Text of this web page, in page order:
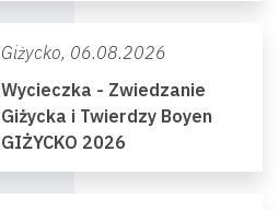
Giżycko, 06.08.2026
Wycieczka - Zwiedzanie
Giżycka i Twierdzy Boyen
GIŻYCKO 2026